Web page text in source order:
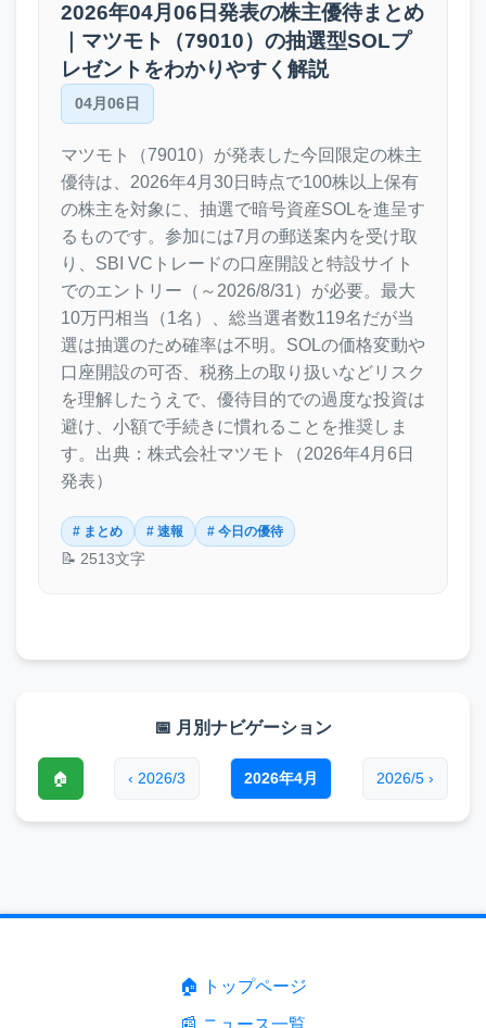
2026年04月06日発表の株主優待まとめ
｜マツモト（79010）の抽選型SOLプ
レゼントをわかりやすく解説
04月06日
マツモト（79010）が発表した今回限定の株主
優待は、2026年4月30日時点で100株以上保有
の株主を対象に、抽選で暗号資産SOLを進呈す
るものです。参加には7月の郵送案内を受け取
り、SBI VCトレードの口座開設と特設サイト
でのエントリー（～2026/8/31）が必要。最大
10万円相当（1名）、総当選者数119名だが当
選は抽選のため確率は不明。SOLの価格変動や
口座開設の可否、税務上の取り扱いなどリスク
を理解したうえで、優待目的での過度な投資は
避け、小額で手続きに慣れることを推奨しま
す。出典：株式会社マツモト（2026年4月6日
発表）
# まとめ # 速報 # 今日の優待
📝 2513文字
📅 月別ナビゲーション
🏠 ‹ 2026/3 2026年4月 2026/5 ›
🏠 トップページ